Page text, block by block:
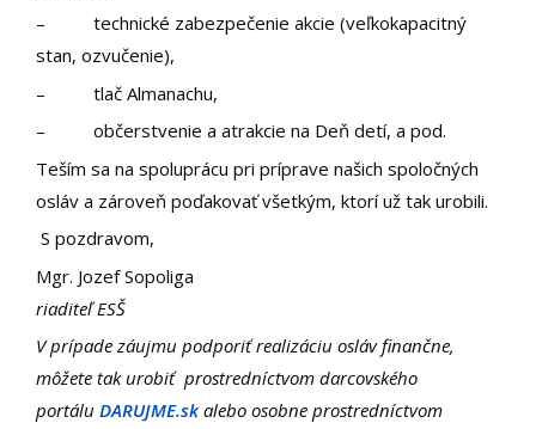
– technické zabezpečenie akcie (veľkokapacitný
stan, ozvučenie),
– tlač Almanachu,
– občerstvenie a atrakcie na Deň detí, a pod.
Teším sa na spoluprácu pri príprave našich spoločných
osláv a zároveň poďakovať všetkým, ktorí už tak urobili.
S pozdravom,
Mgr. Jozef Sopoliga
riaditeľ ESŠ
V prípade záujmu podporiť realizáciu osláv finančne,
môžete tak urobiť prostredníctvom darcovského
portálu DARUJME.skalebo osobne prostredníctvom